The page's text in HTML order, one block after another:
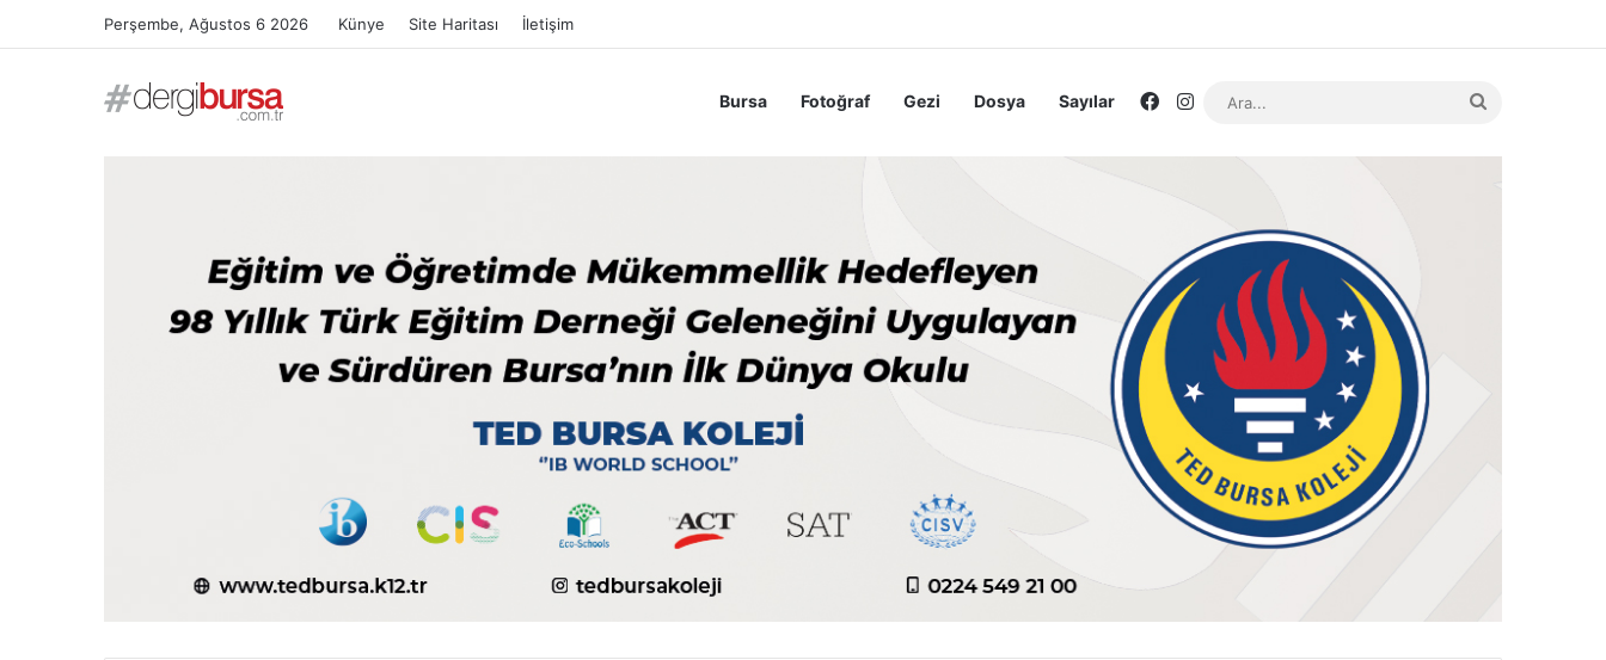
Perşembe, Ağustos 6 2026 Künye Site Haritası İletişim
Bursa Fotoğraf Gezi Dosya Sayılar Facebook
Instagram